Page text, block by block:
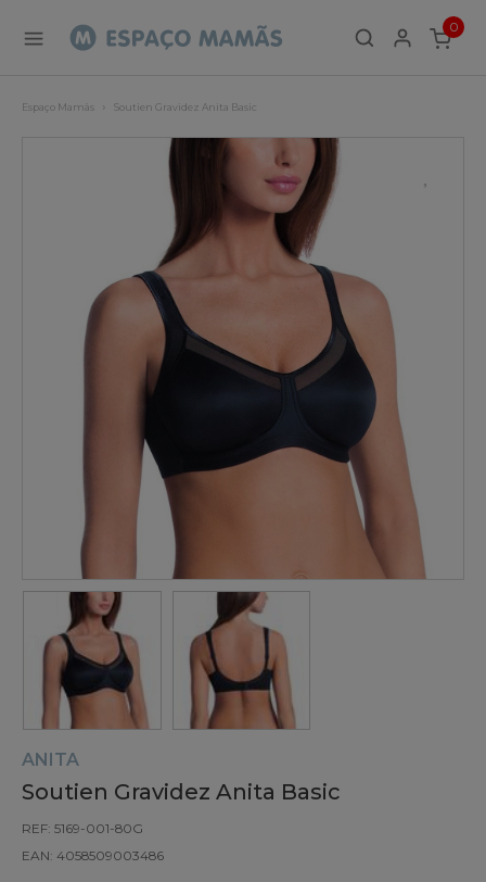
0
ITEMS
Espaço Mamãs Soutien Gravidez Anita Basic
ANITA
Soutien Gravidez Anita Basic
REF: 5169-001-80G
EAN: 4058509003486